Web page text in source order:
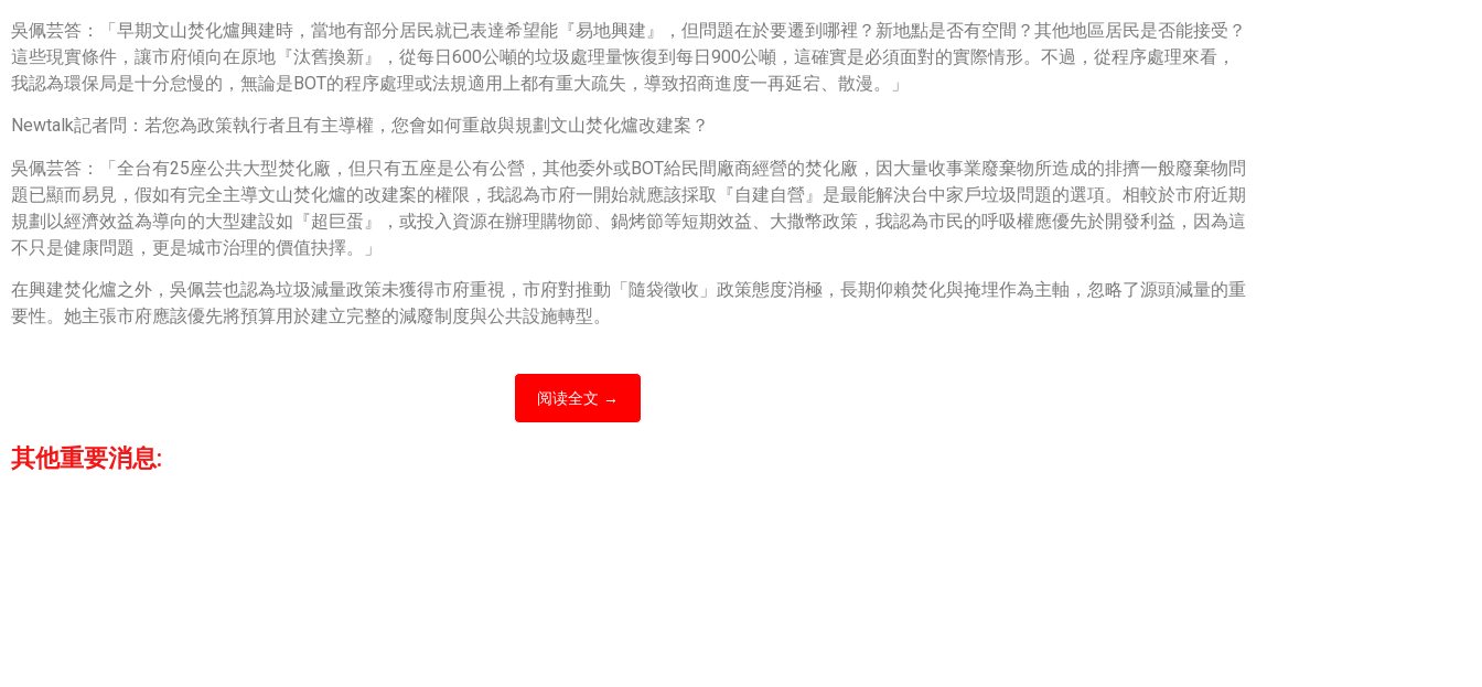
吳佩芸答：「早期文山焚化爐興建時，當地有部分居民就已表達希望能『易地興建』，但問題在於要遷到哪裡？新地點是否有空間？其他地區居民是否能接受？
這些現實條件，讓市府傾向在原地『汰舊換新』，從每日600公噸的垃圾處理量恢復到每日900公噸，這確實是必須面對的實際情形。不過，從程序處理來看，
我認為環保局是十分怠慢的，無論是BOT的程序處理或法規適用上都有重大疏失，導致招商進度一再延宕、散漫。」
Newtalk記者問：若您為政策執行者且有主導權，您會如何重啟與規劃文山焚化爐改建案？
吳佩芸答：「全台有25座公共大型焚化廠，但只有五座是公有公營，其他委外或BOT給民間廠商經營的焚化廠，因大量收事業廢棄物所造成的排擠一般廢棄物問
題已顯而易見，假如有完全主導文山焚化爐的改建案的權限，我認為市府一開始就應該採取『自建自營』是最能解決台中家戶垃圾問題的選項。相較於市府近期
規劃以經濟效益為導向的大型建設如『超巨蛋』，或投入資源在辦理購物節、鍋烤節等短期效益、大撒幣政策，我認為市民的呼吸權應優先於開發利益，因為這
不只是健康問題，更是城市治理的價值抉擇。」
在興建焚化爐之外，吳佩芸也認為垃圾減量政策未獲得市府重視，市府對推動「隨袋徵收」政策態度消極，長期仰賴焚化與掩埋作為主軸，忽略了源頭減量的重
要性。她主張市府應該優先將預算用於建立完整的減廢制度與公共設施轉型。
阅读全文 →
其他重要消息: